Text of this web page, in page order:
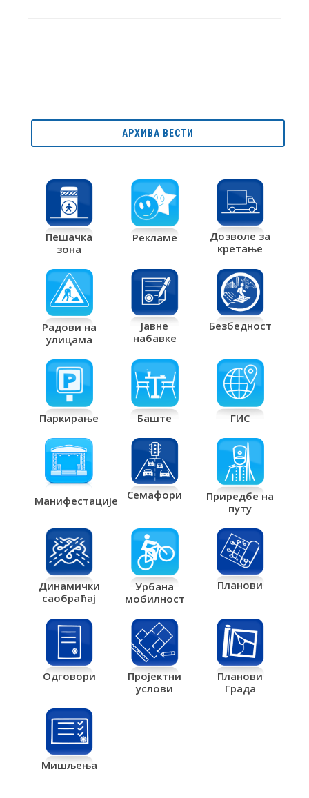
АРХИВА ВЕСТИ
Пешачка
зона
Рекламе
Дозволе за
кретање
Радови на
улицама
Јавне
набавке
Безбедност
Паркирање Баште ГИС
Манифестације Семафори
Приредбе на
путу
Динамички
саобраћај
Урбана
мобилност
Планови
Одговори
Пројектни
услови
Планови
Града
Мишљења